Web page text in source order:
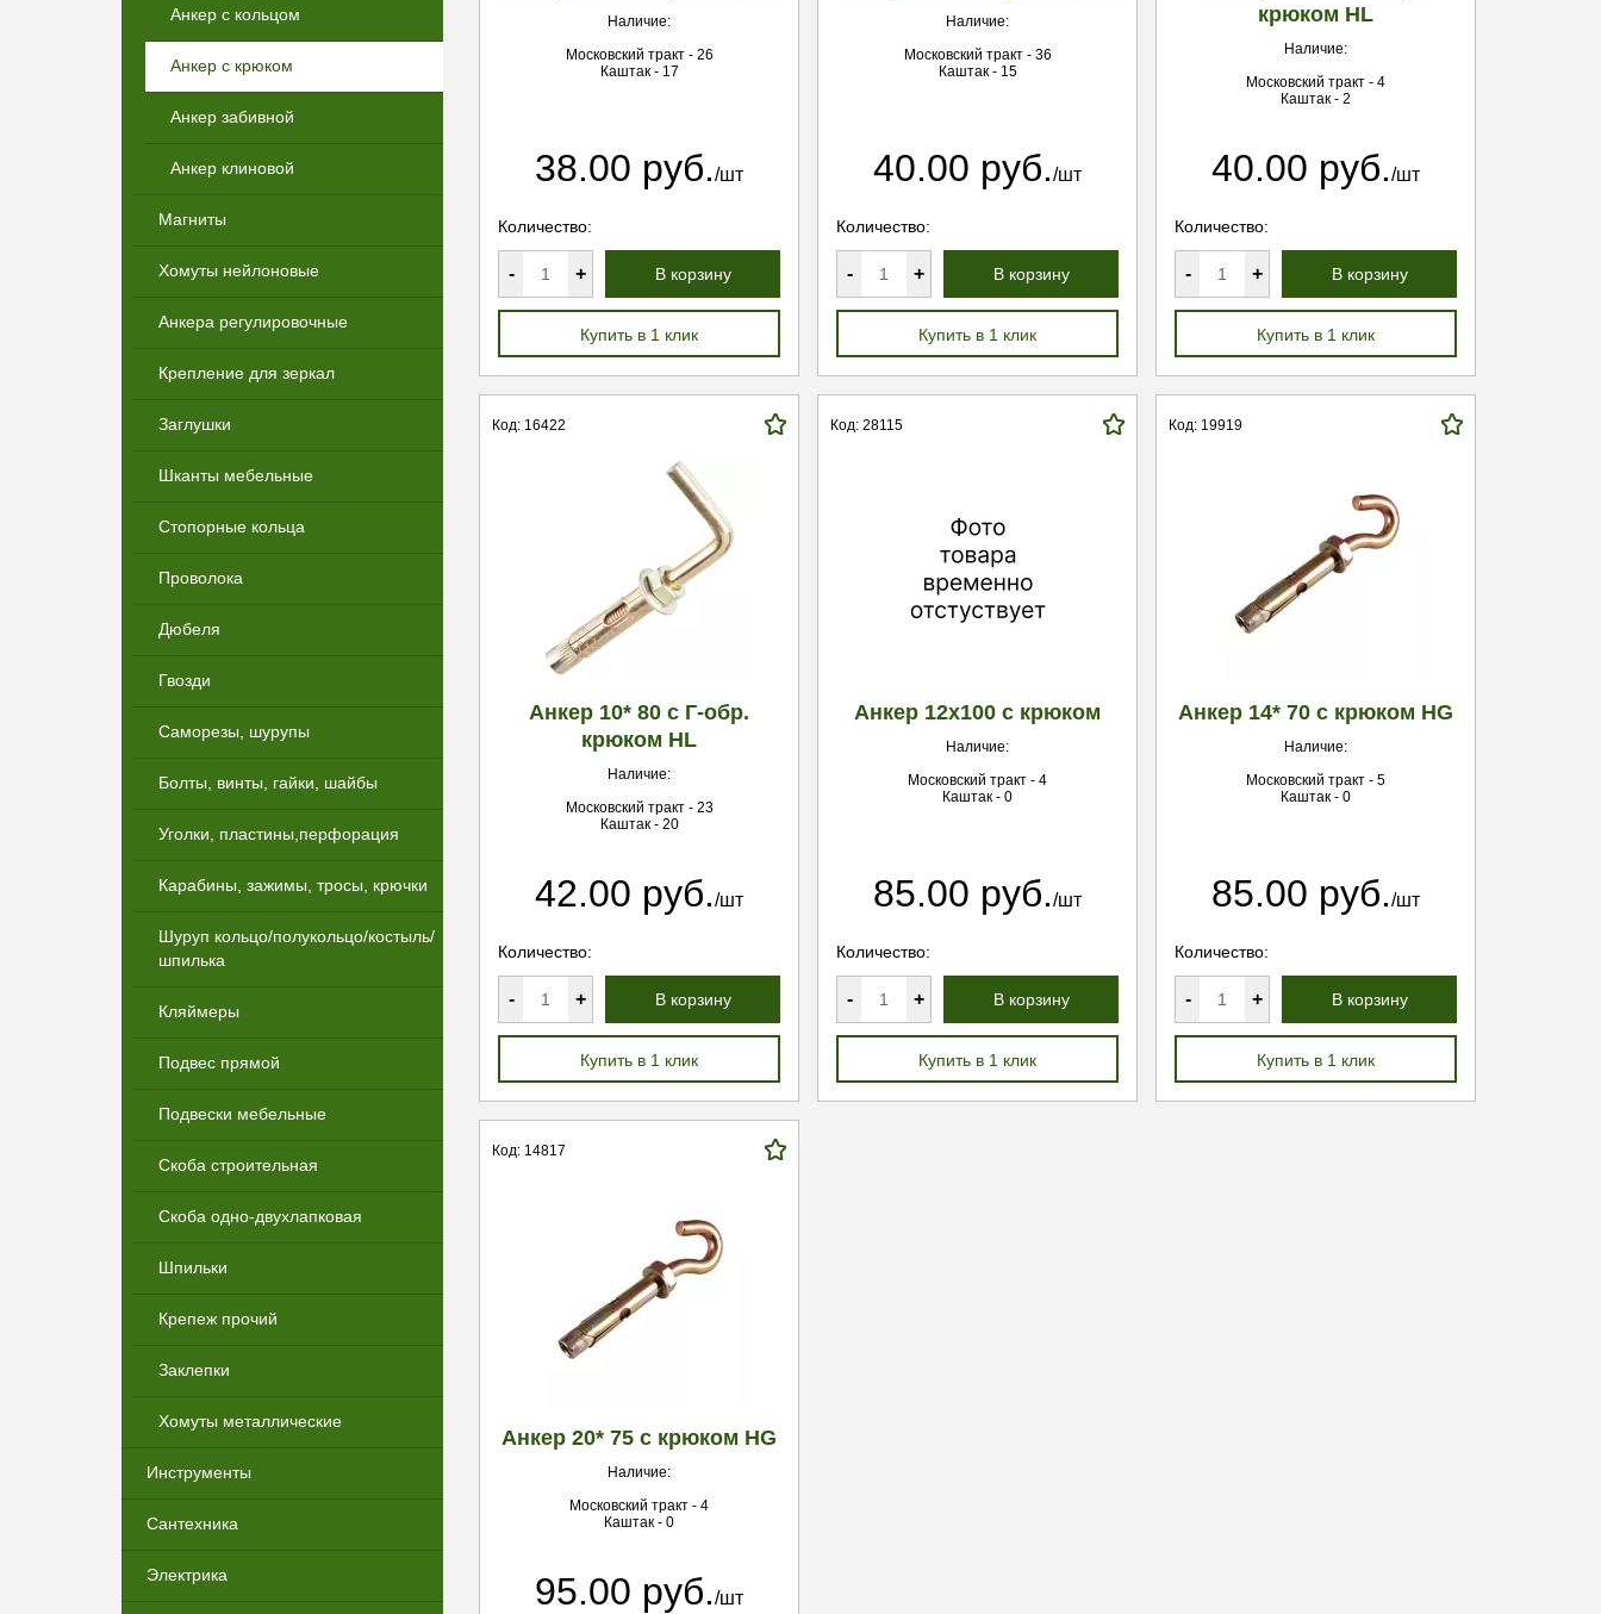
Анкер с кольцом
Анкер с крюком
Анкер забивной
Анкер клиновой
Магниты
Хомуты нейлоновые
Анкера регулировочные
Крепление для зеркал
Заглушки
Шканты мебельные
Стопорные кольца
Проволока
Дюбеля
Гвозди
Саморезы, шурупы
Болты, винты, гайки, шайбы
Уголки, пластины,перфорация
Карабины, зажимы, тросы, крючки
Шуруп кольцо/полукольцо/костыль/
шпилька
Кляймеры
Подвес прямой
Подвески мебельные
Скоба строительная
Скоба одно-двухлапковая
Шпильки
Крепеж прочий
Заклепки
Хомуты металлические
Инструменты
Сантехника
Электрика
Наличие:
Московский тракт - 26
Каштак - 17
38.00 руб./шт
Количество:
- + В корзину
Купить в 1 клик
Наличие:
Московский тракт - 36
Каштак - 15
40.00 руб./шт
Количество:
- + В корзину
Купить в 1 клик
крюком HL
Наличие:
Московский тракт - 4
Каштак - 2
40.00 руб./шт
Количество:
- + В корзину
Купить в 1 клик
Код: 16422
Анкер 10* 80 с Г-обр.
крюком HL
Наличие:
Московский тракт - 23
Каштак - 20
42.00 руб./шт
Количество:
- + В корзину
Купить в 1 клик
Код: 28115
Анкер 12х100 с крюком
Наличие:
Московский тракт - 4
Каштак - 0
85.00 руб./шт
Количество:
- + В корзину
Купить в 1 клик
Код: 19919
Анкер 14* 70 с крюком HG
Наличие:
Московский тракт - 5
Каштак - 0
85.00 руб./шт
Количество:
- + В корзину
Купить в 1 клик
Код: 14817
Анкер 20* 75 с крюком HG
Наличие:
Московский тракт - 4
Каштак - 0
95.00 руб./шт